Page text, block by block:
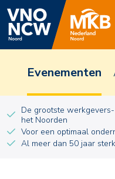
Evenementen
De grootste
het Noorden
Voor een optimaal
Al meer dan 50 jaar